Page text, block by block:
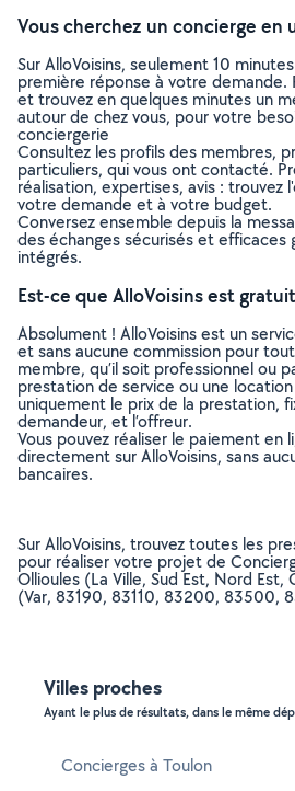
Vous cherchez un concierge en
Sur AlloVoisins, seulement 10
première réponse à votre demande.
et trouvez en quelques minutes un
autour de chez vous, pour votre
conciergerie
Consultez les profils des membres,
particuliers, qui vous ont contacté.
réalisation, expertises, avis : trouvez
votre demande et à votre budget.
Conversez ensemble depuis la
des échanges sécurisés et efficaces
intégrés.
Est-ce que AlloVoisins est
Absolument ! AlloVoisins est un
et sans aucune commission pour
membre, qu’il soit professionnel ou
prestation de service ou une
uniquement le prix de la prestation,
demandeur, et l’offreur.
Vous pouvez réaliser le paiement en
directement sur AlloVoisins, sans
bancaires.
Sur AlloVoisins, trouvez toutes les
pour réaliser votre projet de
Ollioules (La Ville, Sud Est, Nord
(Var, 83190, 83110, 83200, 83500,
Villes proches
Ayant le plus de résultats, dans le même
Concierges à Toulon